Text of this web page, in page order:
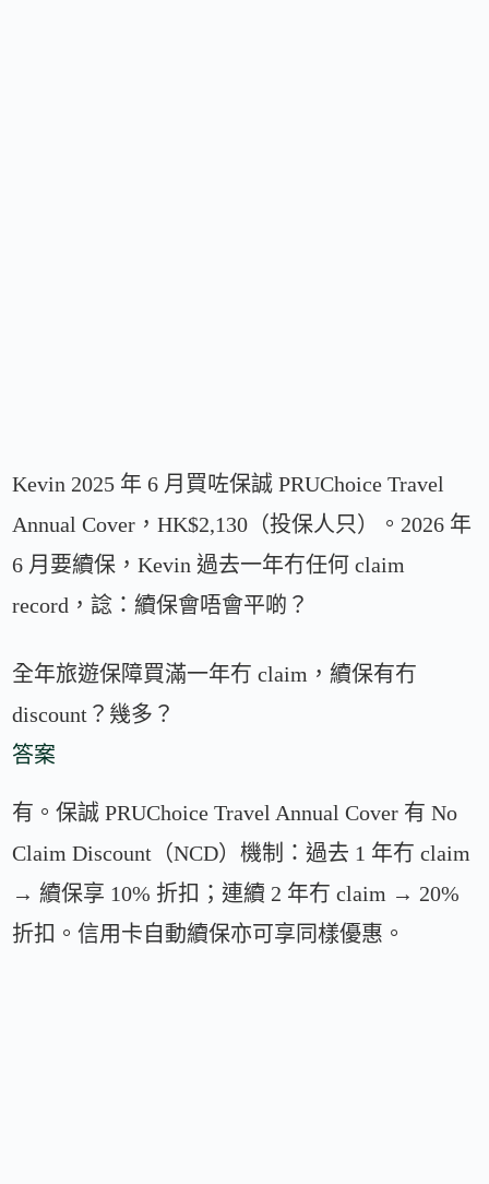
Kevin 2025 年 6 月買咗保誠 PRUChoice Travel
Annual Cover，HK$2,130（投保人只）。2026 年
6 月要續保，Kevin 過去一年冇任何 claim
record，諗：續保會唔會平啲？
全年旅遊保障買滿一年冇 claim，續保有冇
discount？幾多？
答案
有。保誠 PRUChoice Travel Annual Cover 有 No
Claim Discount（NCD）機制：過去 1 年冇 claim
→ 續保享 10% 折扣；連續 2 年冇 claim → 20%
折扣。信用卡自動續保亦可享同樣優惠。